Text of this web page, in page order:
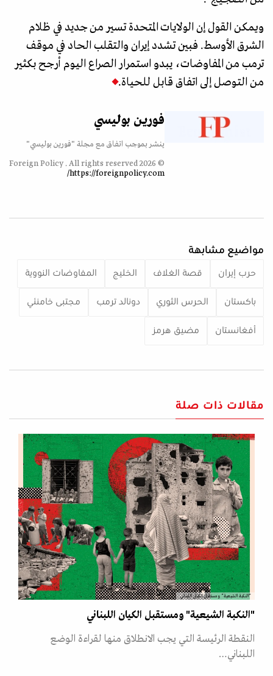
ويمكن القول إن الولايات المتحدة تسير من جديد في ظلام
الشرق الأوسط. فبين تشدد إيران والتقلب الحاد في موقف
ترمب من المفاوضات، يبدو استمرار الصراع اليوم أرجح بكثير
من التوصل إلى اتفاق قابل للحياة.
فورين بوليسي
ينشر بموجب اتفاق مع مجلة "فورين بوليسي"
© 2026 Foreign Policy . All rights reserved
https://foreignpolicy.com/
مواضيع مشابهة
حرب إيران قصة الغلاف الخليج المفاوضات النووية
باكستان الحرس الثوري دونالد ترمب مجتبى خامنئي
أفغانستان مضيق هرمز
مقالات ذات صلة
"النكبة الشيعية" ومستقبل الكيان اللبناني
"النكبة الشيعية" ومستقبل الكيان اللبناني
النقطة الرئيسة التي يجب الانطلاق منها لقراءة الوضع
اللبناني…